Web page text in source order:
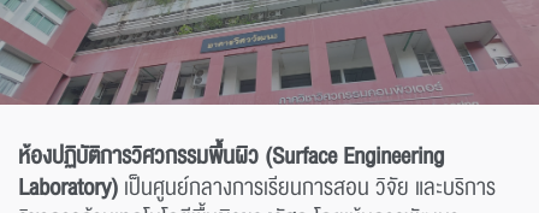
ห้องปฏิบัติการวิศวกรรมพื้นผิว (Surface Engineering
Laboratory)เป็นศูนย์กลางการเรียนการสอน วิจัย และบริการ